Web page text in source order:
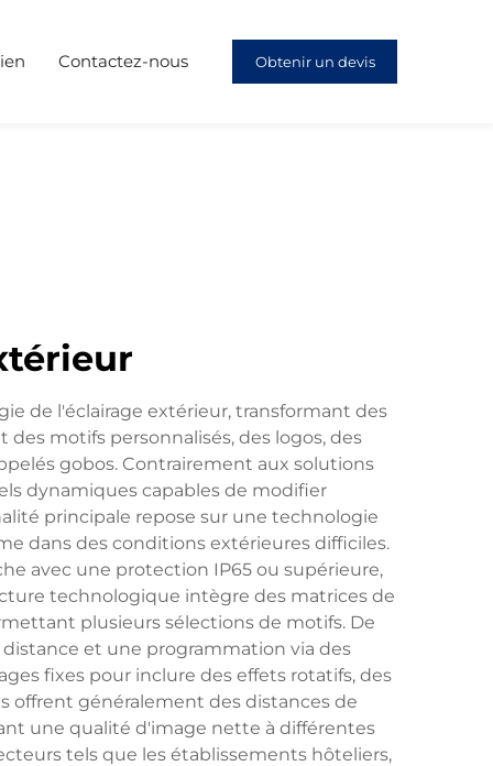
Contactez-nous Obtenir un devis
de l'éclairage extérieur, transformant des
motifs personnalisés, des logos, des
gobos. Contrairement aux solutions
dynamiques capables de modifier
principale repose sur une technologie
dans des conditions extérieures difficiles.
avec une protection IP65 ou supérieure,
technologique intègre des matrices de
plusieurs sélections de motifs. De
et une programmation via des
fixes pour inclure des effets rotatifs, des
offrent généralement des distances de
une qualité d'image nette à différentes
tels que les établissements hôteliers,